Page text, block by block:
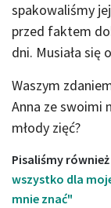
spakowaliśmy
przed faktem
dni. Musiała się
Waszym
Anna ze swoimi
młody zięć?
Pisaliśmy
wszystko dla
mnie znać"